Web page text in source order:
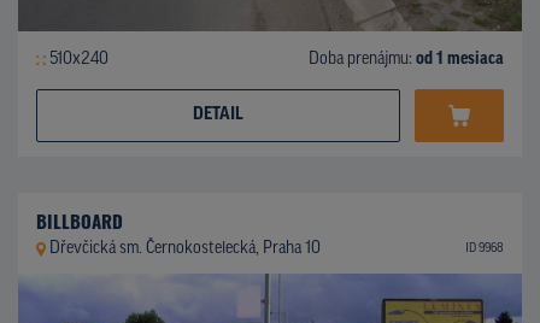
510x240 Doba prenájmu: od 1 mesiaca
DETAIL
BILLBOARD
Dřevčická sm. Černokostelecká, Praha 10 ID 9968